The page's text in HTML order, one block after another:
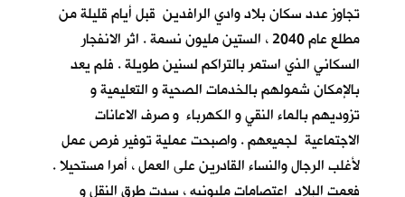
تجاوز عدد سكان بلاد وادي الرافدين قبل أيام قليلة من
مطلع عام 2040 ، الستين مليون نسمة . اثر الانفجار
السكاني الذي استمر بالتراكم لسنين طويلة . فلم يعد
بالإمكان شمولهم بالخدمات الصحية و التعليمية و
تزوديهم بالماء النقي و الكهرباء و صرف الاعانات
الاجتماعية لجميعهم . واصبحت عملية توفير فرص عمل
لأغلب الرجال والنساء القادرين على العمل ، أمرا مستحيلا .
فعمت البلاد اعتصامات مليونيه ، سدت طرق النقل و